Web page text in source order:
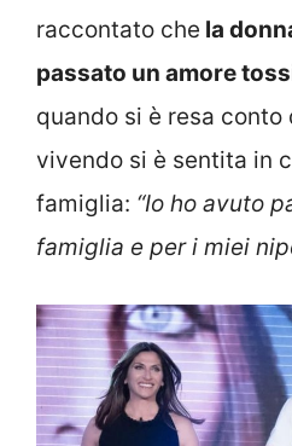
raccontato che la
passato un amore
quando si è resa
vivendo si è sentita in
famiglia: “Io ho avuto
famiglia e per i miei